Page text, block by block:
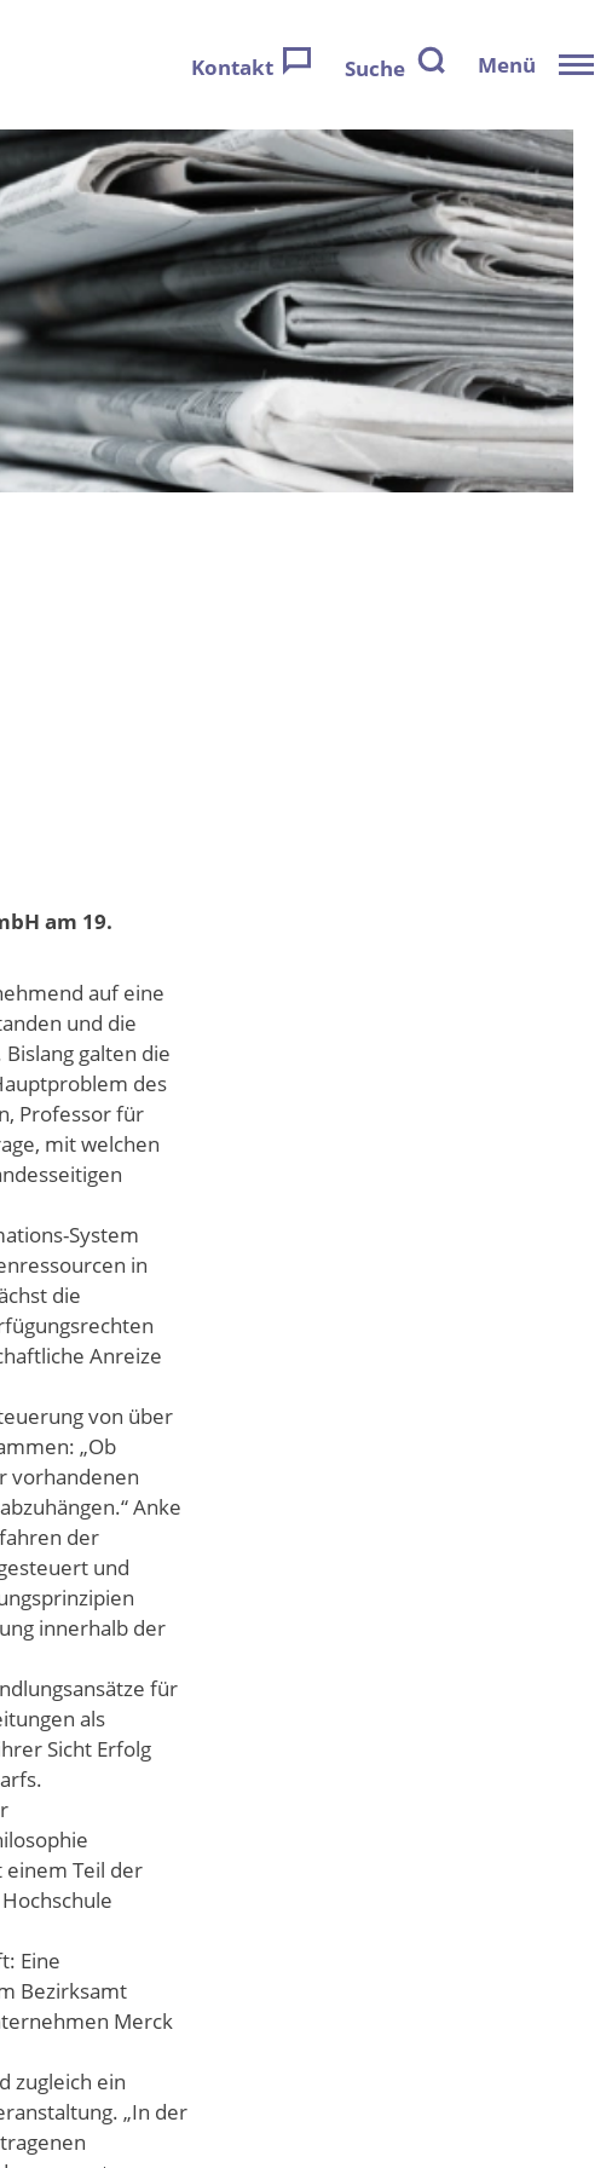
Kontakt Suche Menü
am 19.
auf eine
und die
galten die
des
Professor für
mit welchen
System
in
die
Anreize
von über
„Ob
vorhandenen
Anke
der
und
innerhalb der
für
als
Sicht Erfolg
Teil der
Eine
Bezirksamt
Merck
zugleich ein
„In der